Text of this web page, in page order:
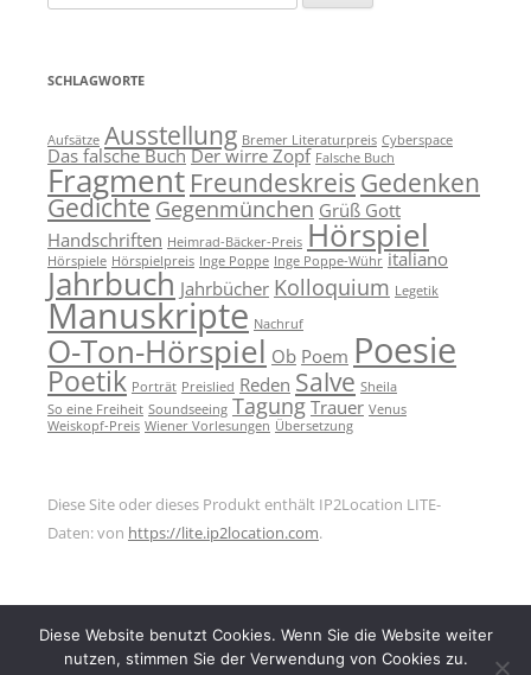
nach:
SCHLAGWORTE
Aufsätze Ausstellung Bremer Literaturpreis Cyberspace
Das falsche Buch Der wirre Zopf Falsche Buch
Fragment Freundeskreis Gedenken
Gedichte Gegenmünchen Grüß Gott
Handschriften Heimrad-Bäcker-Preis Hörspiel
Hörspiele Hörspielpreis Inge Poppe Inge Poppe-Wühr italiano
Jahrbuch Jahrbücher Kolloquium Legetik
Manuskripte Nachruf
O-Ton-Hörspiel Ob Poem Poesie
Poetik Porträt Preislied Reden Salve Sheila
So eine Freiheit Soundseeing Tagung Trauer Venus
Weiskopf-Preis Wiener Vorlesungen Übersetzung
Diese Site oder dieses Produkt enthält IP2Location LITE-
Daten: von https://lite.ip2location.com.
Diese Website benutzt Cookies. Wenn Sie die Website weiter
nutzen, stimmen Sie der Verwendung von Cookies zu.